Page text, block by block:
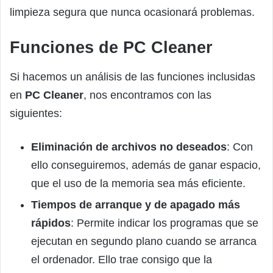
limpieza segura que nunca ocasionará problemas.
Funciones de PC Cleaner
Si hacemos un análisis de las funciones inclusidas
en PC Cleaner, nos encontramos con las
siguientes:
Eliminación de archivos no deseados: Con
ello conseguiremos, además de ganar espacio,
que el uso de la memoria sea más eficiente.
Tiempos de arranque y de apagado más
rápidos: Permite indicar los programas que se
ejecutan en segundo plano cuando se arranca
el ordenador. Ello trae consigo que la